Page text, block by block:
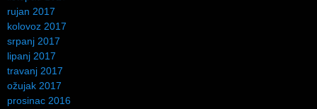
rujan 2017
kolovoz 2017
srpanj 2017
lipanj 2017
travanj 2017
ožujak 2017
prosinac 2016